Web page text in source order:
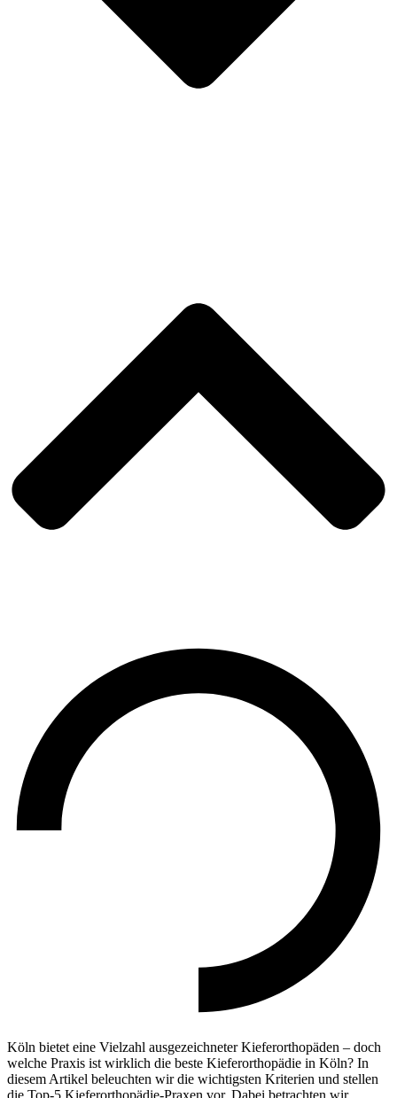
Köln bietet eine Vielzahl ausgezeichneter Kieferorthopäden – doch
welche Praxis ist wirklich die beste Kieferorthopädie in Köln? In
diesem Artikel beleuchten wir die wichtigsten Kriterien und stellen
die Top-5 Kieferorthopädie-Praxen vor. Dabei betrachten wir